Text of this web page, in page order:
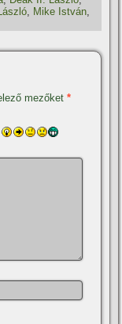
, Mike István,
mezőket*